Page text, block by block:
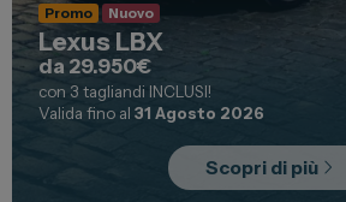
Promo Nuovo
Lexus LBX
da 29.950€
con 3 tagliandi INCLUSI!
Valida fino al31 Agosto 2026
Scopri di più